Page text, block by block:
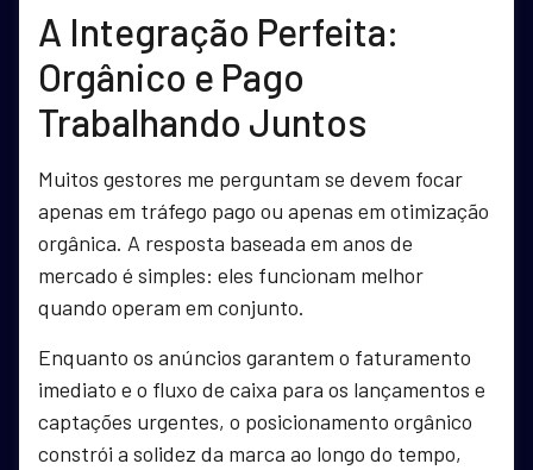
A Integração Perfeita:
Orgânico e Pago
Trabalhando Juntos
Muitos gestores me perguntam se devem focar
apenas em tráfego pago ou apenas em otimização
orgânica. A resposta baseada em anos de
mercado é simples: eles funcionam melhor
quando operam em conjunto.
Enquanto os anúncios garantem o faturamento
imediato e o fluxo de caixa para os lançamentos e
captações urgentes, o posicionamento orgânico
constrói a solidez da marca ao longo do tempo,